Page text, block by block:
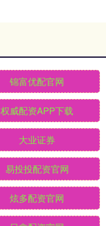
锦富优配官网
权威配资APP下载
大业证券
易投投配资官网
炫多配资官网